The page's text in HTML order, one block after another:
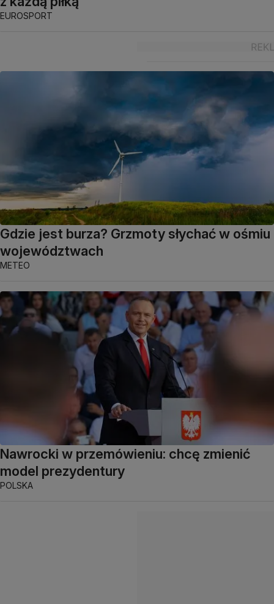
EUROSPORT
Gdzie jest burza? Grzmoty słychać w ośmiu
województwach
METEO
Nawrocki w przemówieniu: chcę zmienić
model prezydentury
POLSKA